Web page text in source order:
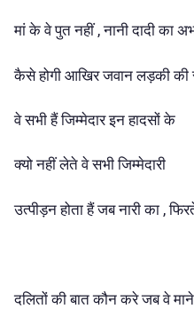
मां के वे पुत नहीं , नानी दादी का
कैसे होगी आखिर जवान लड़की की
वे सभी हैं जिम्मेदार इन हादसों के
क्यो नहीं लेते वे सभी जिम्मेदारी
उत्पीड़न होता हैं जब नारी का ,
दलितों की बात कौन करे जब वे